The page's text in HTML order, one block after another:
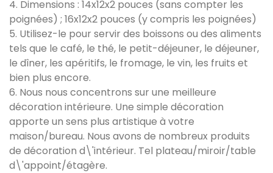
4. Dimensions : 14x12x2 pouces (sans compter les
poignées) ; 16x12x2 pouces (y compris les poignées)
5. Utilisez-le pour servir des boissons ou des aliments
tels que le café, le thé, le petit-déjeuner, le déjeuner,
le dîner, les apéritifs, le fromage, le vin, les fruits et
bien plus encore.
6. Nous nous concentrons sur une meilleure
décoration intérieure. Une simple décoration
apporte un sens plus artistique à votre
maison/bureau. Nous avons de nombreux produits
de décoration d\'intérieur. Tel plateau/miroir/table
d\'appoint/étagère.